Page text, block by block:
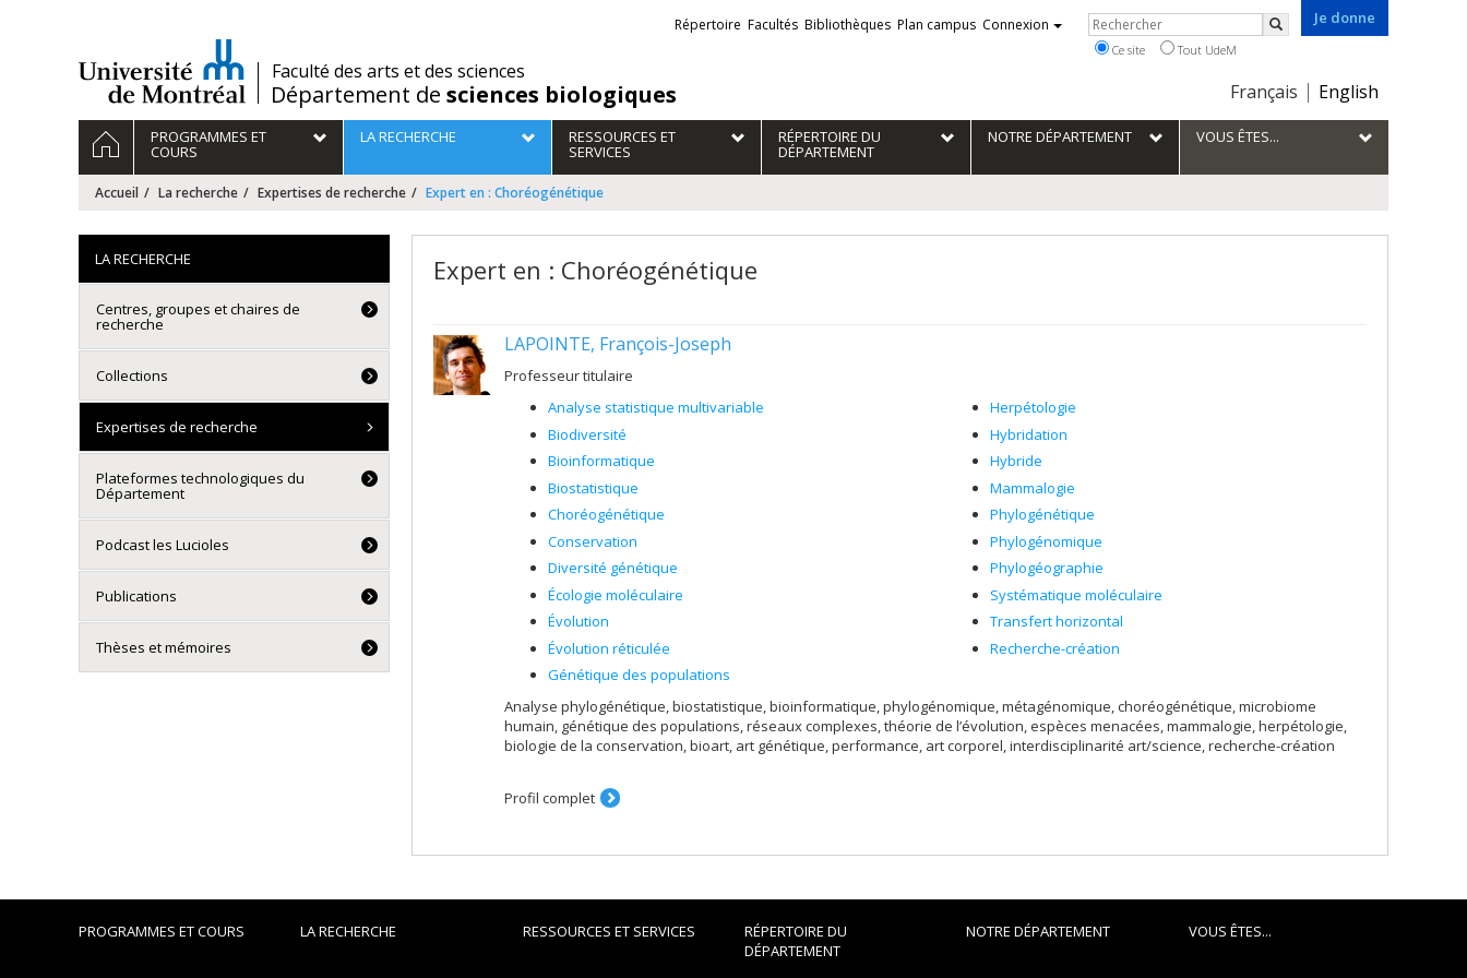
/Faculté des arts et des sciences
Département de sciences biologiques
Je donne
Choix
la
langue
Français English
Liens
externes
Répertoire Facultés Bibliothèques Plan campus Connexion Rechercher
Rechercher
Ce site Tout UdeM
Navigation
principale
ACCUEILPROGRAMMES ET
COURS
LA RECHERCHE RESSOURCES ET
SERVICES
RÉPERTOIRE DU
DÉPARTEMENT
NOTRE DÉPARTEMENT VOUS ÊTES...
Accueil La recherche Expertises de recherche Expert en : Choréogénétique
Expert en : Choréogénétique
LAPOINTE, François-Joseph
Professeur titulaire
Analyse statistique multivariable
Biodiversité
Bioinformatique
Biostatistique
Choréogénétique
Conservation
Diversité génétique
Écologie moléculaire
Évolution
Évolution réticulée
Génétique des populations
Herpétologie
Hybridation
Hybride
Mammalogie
Phylogénétique
Phylogénomique
Phylogéographie
Systématique moléculaire
Transfert horizontal
Recherche-création
Analyse phylogénétique, biostatistique, bioinformatique, phylogénomique, métagénomique, choréogénétique, microbiome
humain, génétique des populations, réseaux complexes, théorie de l’évolution, espèces menacées, mammalogie, herpétologie,
biologie de la conservation, bioart, art génétique, performance, art corporel, interdisciplinarité art/science, recherche-création
Profil complet
LA RECHERCHE
Centres, groupes et chaires de
recherche
Collections
Expertises de recherche
Plateformes technologiques du
Département
Podcast les Lucioles
Publications
Thèses et mémoires
PROGRAMMES ET COURS LA RECHERCHE RESSOURCES ET SERVICES
RÉPERTOIRE DU
DÉPARTEMENT
NOTRE DÉPARTEMENT VOUS ÊTES...